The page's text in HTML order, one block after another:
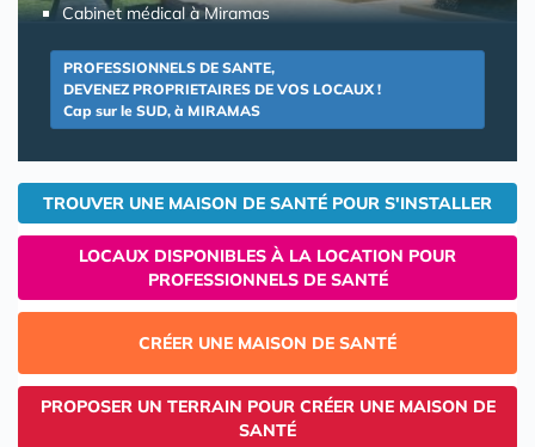
Cabinet médical à Miramas
PROFESSIONNELS DE SANTE,
DEVENEZ PROPRIETAIRES DE VOS LOCAUX !
Cap sur le SUD, à MIRAMAS
TROUVER UNE MAISON DE SANTÉ POUR S'INSTALLER
LOCAUX DISPONIBLES À LA LOCATION POUR
PROFESSIONNELS DE SANTÉ
CRÉER UNE MAISON DE SANTÉ
PROPOSER UN TERRAIN POUR CRÉER UNE MAISON DE
SANTÉ